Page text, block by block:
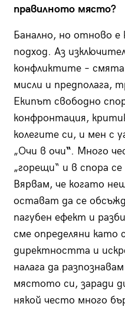
правилното място?
Банално, но отново е
подход. Аз
конфликтите –
мисли и предполага,
Екипът свободно
конфронтация,
колегите си, и мен с
„Очи в очи“. Много
„горещи“ и в спора
Вярвам, че когато
остават да се
пагубен ефект и
сме определяни като
директността и
налага да
мястото си, заради
някой често много